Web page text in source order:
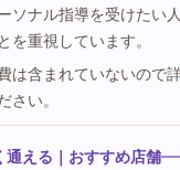
ソナル指導を受けたい
を重視しています。
は含まれていないので
さい。
通える｜おすすめ店舗